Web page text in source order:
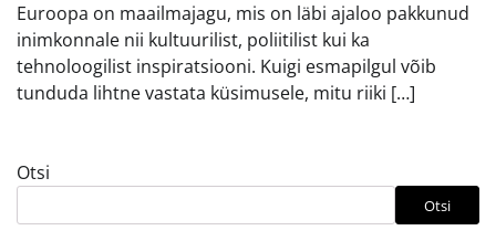
Euroopa on maailmajagu, mis on läbi ajaloo pakkunud
inimkonnale nii kultuurilist, poliitilist kui ka
tehnoloogilist inspiratsiooni. Kuigi esmapilgul võib
tunduda lihtne vastata küsimusele, mitu riiki […]
Otsi
Otsi